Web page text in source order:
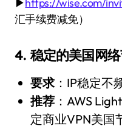
▶https://wise.com/
汇手续费减免）
4. 稳定的美国网
要求：IP稳定不
推荐：AWS
定商业VPN美国